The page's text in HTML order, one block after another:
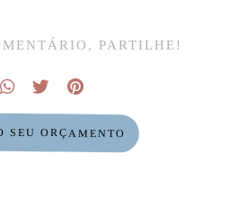
PARTILHE!
SEU ORÇAMENTO